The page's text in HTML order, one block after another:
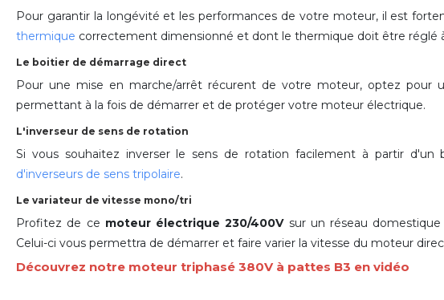
Pour garantir la longévité et les performances de votre moteur, il est
thermique correctement dimensionné et dont le thermique doit être réglé
Le boitier de démarrage direct
Pour une mise en marche/arrêt récurent de votre moteur, optez pour
permettant à la fois de démarrer et de protéger votre moteur électrique.
L'inverseur de sens de rotation
Si vous souhaitez inverser le sens de rotation facilement à partir
d'inverseurs de sens tripolaire.
Le variateur de vitesse mono/tri
Profitez de ce moteur électrique 230/400Vsur un réseau domestique
Celui-ci vous permettra de démarrer et faire varier la vitesse du moteur
Découvrez notre moteur triphasé 380V à pattes B3 en vidéo